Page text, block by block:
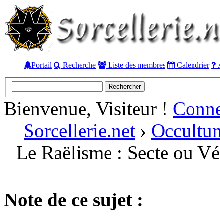
Portail Recherche Liste des membres Calendrier
Bienvenue, Visiteur !
Sorcellerie.net ›
Le Raëlisme : Secte ou
Note de ce sujet :